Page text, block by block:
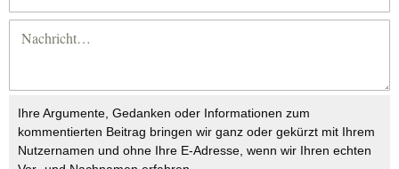
Ihre Argumente, Gedanken oder Informationen zum
kommentierten Beitrag bringen wir ganz oder gekürzt mit Ihrem
Nutzernamen und ohne Ihre E-Adresse, wenn wir Ihren echten